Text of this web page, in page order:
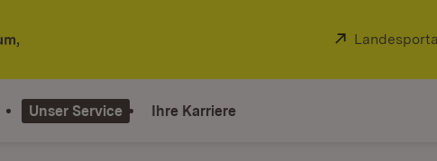
Extern:
Unser Service Ihre Karriere